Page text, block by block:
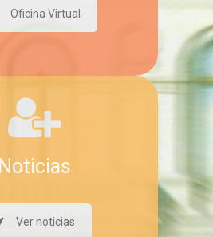
Oficina Virtual
Noticias
Ver noticias